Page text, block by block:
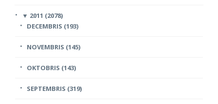
▼ 2011 (2078)
DECEMBRIS (193)
NOVEMBRIS (145)
OKTOBRIS (143)
SEPTEMBRIS (319)